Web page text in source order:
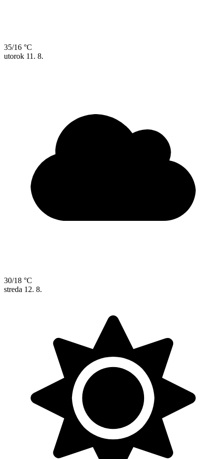
35/16 °C
utorok 11. 8.
30/18 °C
streda 12. 8.